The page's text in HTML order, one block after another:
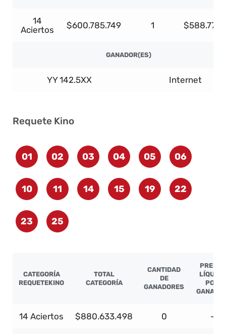
14
Aciertos
$600.785.749 1
GANADOR(ES)
YY 142.5XX Internet
Requete Kino
01 02 03 04 05 06
10 11 14 15 19 22
23 25
CATEGORÍA
REQUETEKINO
TOTAL
CATEGORÍA
CANTIDAD
DE
GANADORES
PREMIO
LÍQUIDO
POR
14 Aciertos $880.633.498 0 -